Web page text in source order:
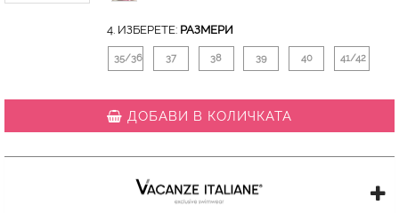
4. ИЗБЕРЕТЕ: РАЗМЕРИ
35/36 37 38 39 40 41/42
ДОБАВИ В КОЛИЧКАТА